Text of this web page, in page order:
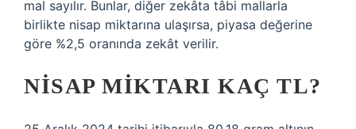
mal sayılır. Bunlar, diğer zekâta tâbi mallarla
birlikte nisap miktarına ulaşırsa, piyasa değerine
göre %2,5 oranında zekât verilir.
NISAP MIKTARI KAÇ TL?